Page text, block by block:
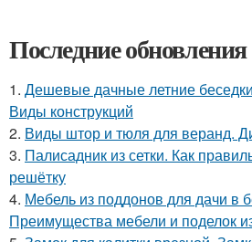
Последние обновления
1. Дешевые дачные летние
Виды конструкций
2. Виды штор и тюля для веранд.
3. Палисадник из сетки. Как
решётку
4. Мебель из поддонов для дачи в
Преимущества мебели и поделок